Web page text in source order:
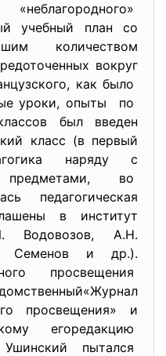
учебный план со
количеством
вокруг
как было
уроки, опыты по
был введен
класс (в первый
наряду с
предметами, во
педагогическая
в институт
Водовозов, А.Н.
Семенов и др.).
просвещения
просвещения» и
егоредакцию
пытался